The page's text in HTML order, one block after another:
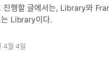
진행할 글에서는, Library와
Library이다.
4월 4일